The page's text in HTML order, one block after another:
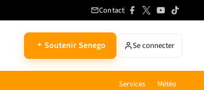
Contact
Soutenir Senego Se connecter
Services Météo